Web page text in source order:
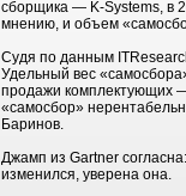
сборщика — K-Systems, в
мнению, и объем
Судя по данным
Удельный вес
продажи комплектующих
«самосбор»
Баринов.
Джамп из Gartner
изменился, уверена она.